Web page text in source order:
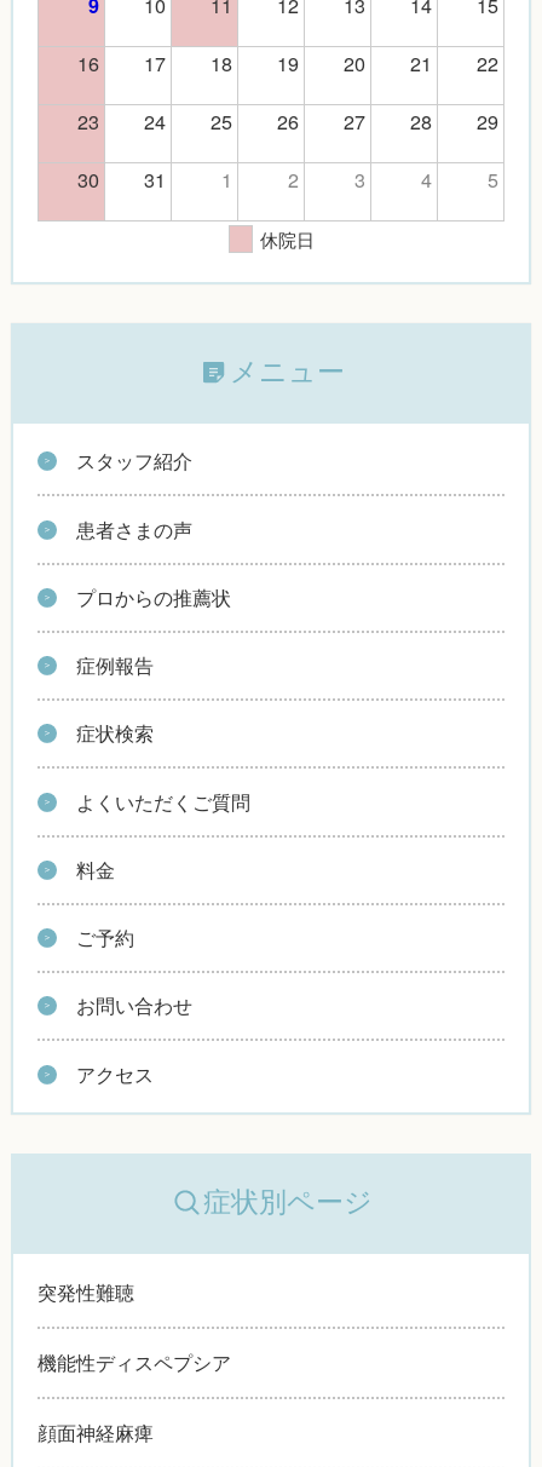
16
17 18 19 20 21
22
23
24 25 26 27 28
29
30
31 1 2 3 4 5
休院日
メニュー
スタッフ紹介
患者さまの声
プロからの推薦状
症例報告
症状検索
よくいただくご質問
料金
ご予約
お問い合わせ
アクセス
症状別ページ
突発性難聴
機能性ディスペプシア
顔面神経麻痺